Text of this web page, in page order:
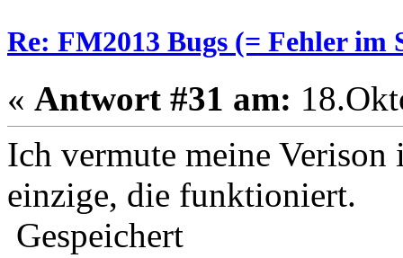
Re: FM2013 Bugs (= Fehler im
« Antwort #31 am:
Ich vermute meine
einzige, die funktioniert.
Gespeichert